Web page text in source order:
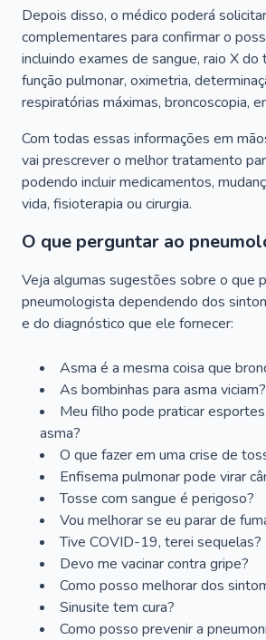
Depois disso, o médico poderá
complementares para confirmar o
incluindo exames de sangue, raio X do
função pulmonar, oximetria,
respiratórias máximas, broncoscopia,
Com todas essas informações em
vai prescrever o melhor tratamento
podendo incluir medicamentos,
vida, fisioterapia ou cirurgia.
O que perguntar ao
Veja algumas sugestões sobre o que
pneumologista dependendo dos
e do diagnóstico que ele fornecer:
Asma é a mesma coisa que
As bombinhas para asma viciam?
Meu filho pode praticar
asma?
O que fazer em uma crise de
Enfisema pulmonar pode virar
Tosse com sangue é perigoso?
Vou melhorar se eu parar de
Tive COVID-19, terei sequelas?
Devo me vacinar contra gripe?
Como posso melhorar dos
Sinusite tem cura?
Como posso prevenir a